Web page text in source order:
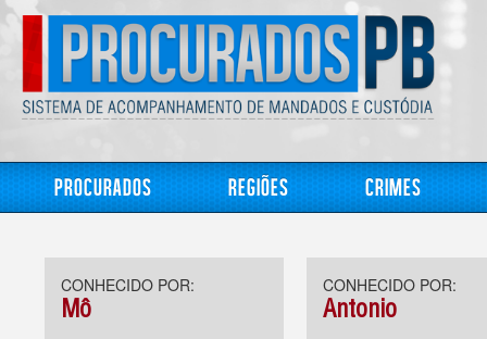
Procurados Regiões Crimes
CONHECIDO POR:
Mô
CONHECIDO POR:
Antonio